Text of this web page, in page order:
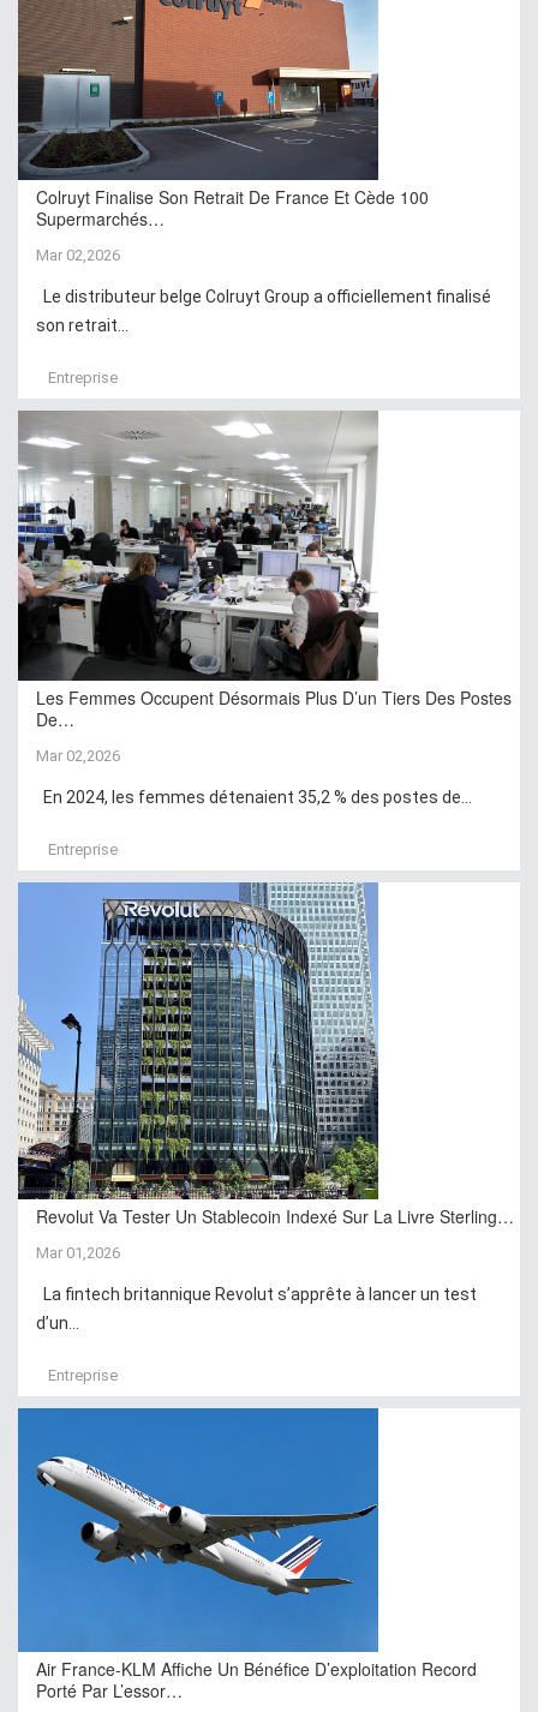
Colruyt Finalise Son Retrait De France Et Cède 100
Supermarchés…
Mar 02,2026
Le distributeur belge Colruyt Group a officiellement finalisé
son retrait...
Entreprise
Les Femmes Occupent Désormais Plus D’un Tiers Des Postes
De…
Mar 02,2026
En 2024, les femmes détenaient 35,2 % des postes de...
Entreprise
Revolut Va Tester Un Stablecoin Indexé Sur La Livre Sterling…
Mar 01,2026
La fintech britannique Revolut s’apprête à lancer un test
d’un...
Entreprise
Air France-KLM Affiche Un Bénéfice D’exploitation Record
Porté Par L’essor…